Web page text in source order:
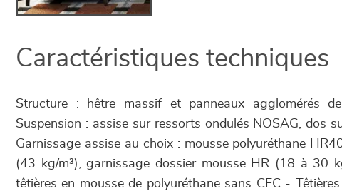
Caractéristiques techniques
Structure : hêtre massif et panneaux agglomérés
Suspension : assise sur ressorts ondulés NOSAG, dos
Garnissage assise au choix : mousse polyuréthane
(43 kg/m³), garnissage dossier mousse HR (18 à 30
têtières en mousse de polyuréthane sans CFC -